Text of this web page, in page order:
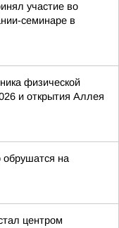
участие во
семинаре в
физической
и открытия Аллея
обрушатся на
центром